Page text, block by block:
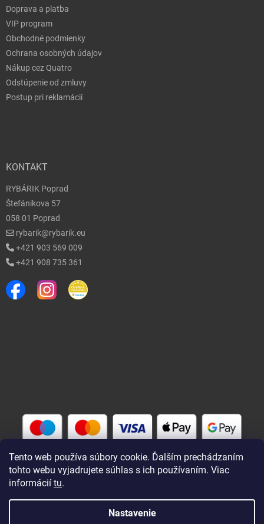
Tento web používa súbory cookie. Ďalším prechádzaním
tohto webu vyjadrujete súhlas s ich používaním. Viac
informácií tu.
Nastavenie
Doprava a platba
VIP program
Obchodné podmienky
Ochrana osobných údajov
Nákup cez Quatro
Odstúpenie od zmluvy
Postup pri reklamácií
KONTAKT
RYBÁRIK Poprad
Štefánikova 57
058 01 Poprad
rybarik@rybarik.eu
+421 903 569 009
+421 908 735 361